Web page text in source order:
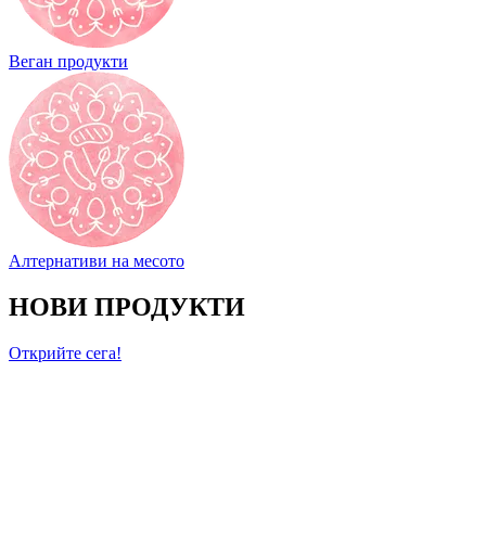
Веган продукти
Алтернативи на месото
НОВИ ПРОДУКТИ
Открийте сега!